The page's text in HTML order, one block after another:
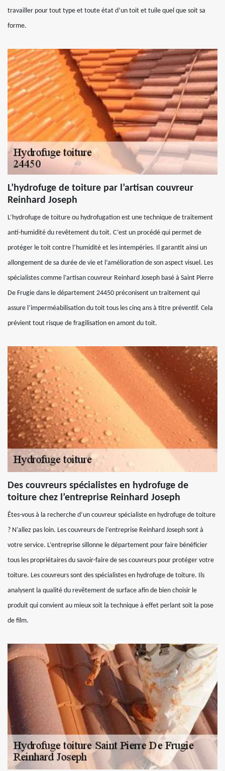
travailler pour tout type et toute état d’un toit et tuile quel que soit sa
forme.
L’hydrofuge de toiture par l’artisan couvreur
Reinhard Joseph
L’hydrofuge de toiture ou hydrofugation est une technique de traitement
anti-humidité du revêtement du toit. C’est un procédé qui permet de
protéger le toit contre l’humidité et les intempéries. Il garantit ainsi un
allongement de sa durée de vie et l’amélioration de son aspect visuel. Les
spécialistes comme l’artisan couvreur Reinhard Joseph basé à Saint Pierre
De Frugie dans le département 24450 préconisent un traitement qui
assure l’imperméabilisation du toit tous les cinq ans à titre préventif. Cela
prévient tout risque de fragilisation en amont du toit.
Des couvreurs spécialistes en hydrofuge de
toiture chez l’entreprise Reinhard Joseph
Êtes-vous à la recherche d’un couvreur spécialiste en hydrofuge de toiture
? N’allez pas loin. Les couvreurs de l’entreprise Reinhard Joseph sont à
votre service. L’entreprise sillonne le département pour faire bénéficier
tous les propriétaires du savoir-faire de ses couvreurs pour protéger votre
toiture. Les couvreurs sont des spécialistes en hydrofuge de toiture. Ils
analysent la qualité du revêtement de surface afin de bien choisir le
produit qui convient au mieux soit la technique à effet perlant soit la pose
de film.